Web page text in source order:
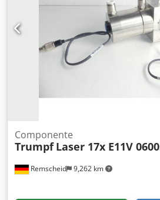
fotos). Datos técnicos: Fabricante:
Corporation Número de pieza:
repuesto original Mazak Fabricado
Perfecto estado técnico y
los botones y el botón de parada de
correctamente Señales de uso
cable (véase las imágenes)
Contenido del envío: 1 × Mazak
Cable de conexión Entrega tal
Remscheid 9,262 km
Componente
Trumpf Laser 17x E11V